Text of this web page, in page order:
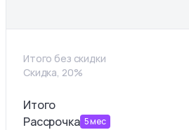
Итого без скидки
Скидка, 20%
Итого
Рассрочка 5мес